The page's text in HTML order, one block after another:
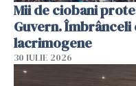
Mii de ciobani
Guvern. Îmbrânceli
lacrimogene
30 IULIE 2026